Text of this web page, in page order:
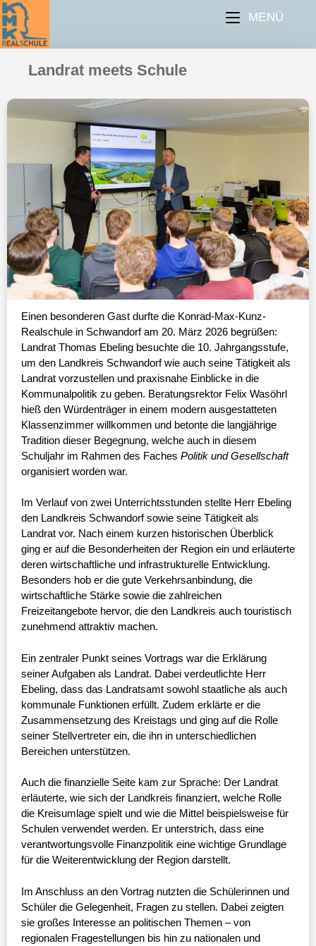
MENÜ
Landrat meets Schule
Einen besonderen Gast durfte die Konrad-Max-Kunz-
Realschule in Schwandorf am 20. März 2026 begrüßen:
Landrat Thomas Ebeling besuchte die 10. Jahrgangsstufe,
um den Landkreis Schwandorf wie auch seine Tätigkeit als
Landrat vorzustellen und praxisnahe Einblicke in die
Kommunalpolitik zu geben. Beratungsrektor Felix Wasöhrl
hieß den Würdenträger in einem modern ausgestatteten
Klassenzimmer willkommen und betonte die langjährige
Tradition dieser Begegnung, welche auch in diesem
Schuljahr im Rahmen des Faches Politik und Gesellschaft
organisiert worden war.
Im Verlauf von zwei Unterrichtsstunden stellte Herr Ebeling
den Landkreis Schwandorf sowie seine Tätigkeit als
Landrat vor. Nach einem kurzen historischen Überblick
ging er auf die Besonderheiten der Region ein und erläuterte
deren wirtschaftliche und infrastrukturelle Entwicklung.
Besonders hob er die gute Verkehrsanbindung, die
wirtschaftliche Stärke sowie die zahlreichen
Freizeitangebote hervor, die den Landkreis auch touristisch
zunehmend attraktiv machen.
Ein zentraler Punkt seines Vortrags war die Erklärung
seiner Aufgaben als Landrat. Dabei verdeutlichte Herr
Ebeling, dass das Landratsamt sowohl staatliche als auch
kommunale Funktionen erfüllt. Zudem erklärte er die
Zusammensetzung des Kreistags und ging auf die Rolle
seiner Stellvertreter ein, die ihn in unterschiedlichen
Bereichen unterstützen.
Auch die finanzielle Seite kam zur Sprache: Der Landrat
erläuterte, wie sich der Landkreis finanziert, welche Rolle
die Kreisumlage spielt und wie die Mittel beispielsweise für
Schulen verwendet werden. Er unterstrich, dass eine
verantwortungsvolle Finanzpolitik eine wichtige Grundlage
für die Weiterentwicklung der Region darstellt.
Im Anschluss an den Vortrag nutzten die Schülerinnen und
Schüler die Gelegenheit, Fragen zu stellen. Dabei zeigten
sie großes Interesse an politischen Themen – von
regionalen Fragestellungen bis hin zu nationalen und